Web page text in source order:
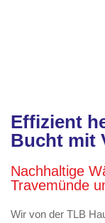
Effizient
Bucht mit
Nachhaltige
Travemünde
Wir von der TLB